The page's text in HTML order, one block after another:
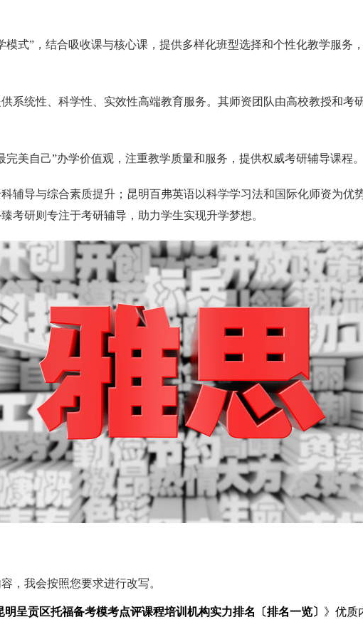
模式”，结合吸收课与核心课，提供多样化班型选择和个性化教学服务
系统性、科学性、实效性高端教育服务。其师资团队由高校教授和考
完美自己”办学价值观，注重教学质量和服务，提供权威考研辅导课程。
辅导与综合素质提升；昆明百弗英语以科学学习法和国际化师资为
考研则专注于考研辅导，助力学生实现升学梦想。
，我会按照您要求进行改写。
明呈贡区托福备考模考点评课程培训机构实力排名〔排名一览〕 》优质